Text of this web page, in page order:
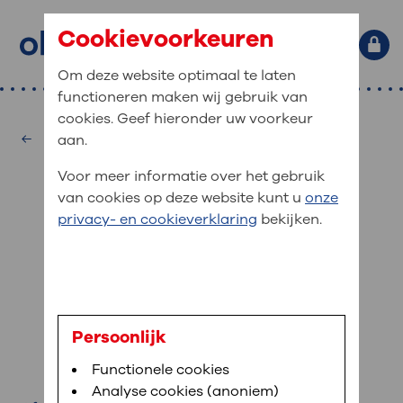
Primaire website navigatie
Home
Afdelingen
Medische informatie
Uw verblijf in OLVG
Werken bij OLVG
: waar bent u naar op zoek?
Veel gezocht: Bloedafname , MijnOLVG ,Digitalisering
MijnOLVG
gegevens inzien
MijnOLVG is het patiëntenportaal van OLVG. In
sneller helpen.
Direct naar MijnOLVG
Oogheelkunde
V.J. Deliën
orthoptist
Cookievoorkeuren
Om deze website optimaal te laten
functioneren maken wij gebruik van
cookies. Geef hieronder uw voorkeur
aan.
Voor meer informatie over het gebruik
van cookies op deze website kunt u onze
privacy- en cookieverklaring bekijken.
Persoonlijk
Functionele cookies
Analyse cookies (anoniem)